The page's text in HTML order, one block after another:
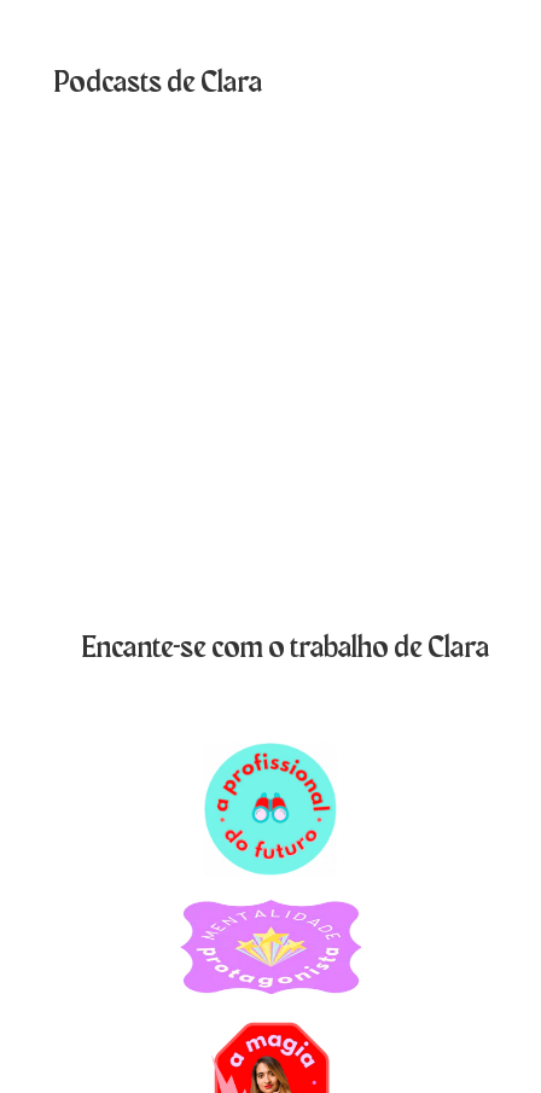
Podcasts de Clara
Encante-se com o trabalho de Clara